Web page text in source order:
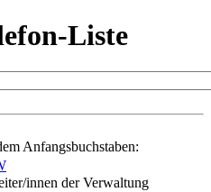
Liste
Anfangsbuchstaben:
innen der Verwaltung